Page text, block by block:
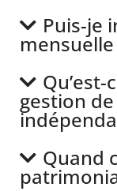
Puis-je
mensuelle
Qu’est-
gestion
Quand